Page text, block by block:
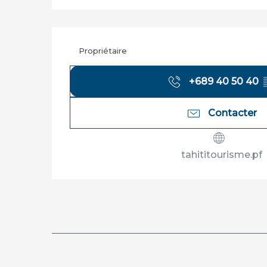
Propriétaire
+689 40 50 40
Contacter
tahititourisme.pf